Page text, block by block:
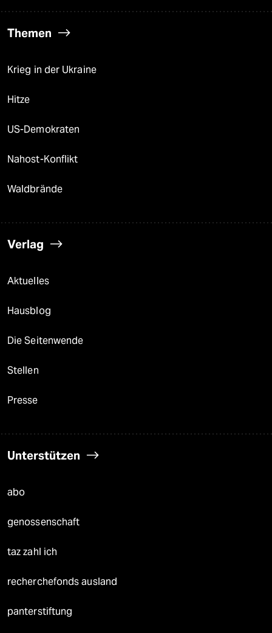
Themen
Krieg in der Ukraine
Hitze
US-Demokraten
Nahost-Konflikt
Waldbrände
Verlag
Aktuelles
Hausblog
Die Seitenwende
Stellen
Presse
Unterstützen
abo
genossenschaft
taz zahl ich
recherchefonds ausland
panterstiftung